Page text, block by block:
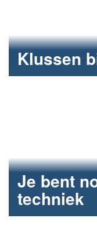
Klussen
Onderhoud en
Je bent
techniek
Leerlingen van